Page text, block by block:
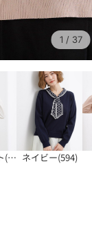
1 / 37
ネイビー(594)